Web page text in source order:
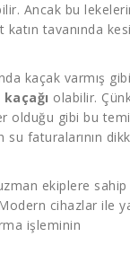
Ancak bu
tavanında
kaçak varmış
kaçağı olabilir.
olduğu gibi bu
faturalarının
ekiplere sahip
cihazlar ile
işleminin